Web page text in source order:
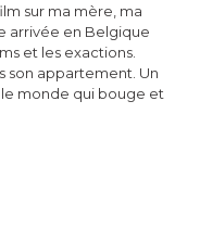
sur ma mère, ma
arrivée en Belgique
et les exactions.
son appartement. Un
monde qui bouge et